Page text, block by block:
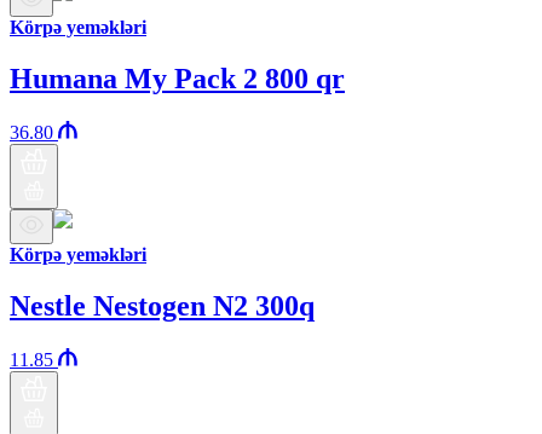
Körpə yeməkləri
Humana My Pack 2 800 qr
36.80
Körpə yeməkləri
Nestle Nestogen N2 300q
11.85